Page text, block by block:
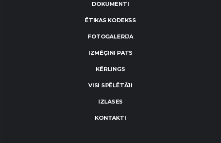
DOKUMENTI
ĒTIKAS KODEKSS
FOTOGALERIJA
IZMĒĢINI PATS
KĒRLINGS
VISI SPĒLĒTĀJI
IZLASES
KONTAKTI